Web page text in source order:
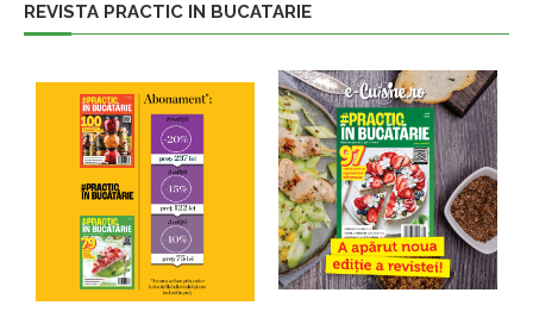
REVISTA PRACTIC IN BUCATARIE